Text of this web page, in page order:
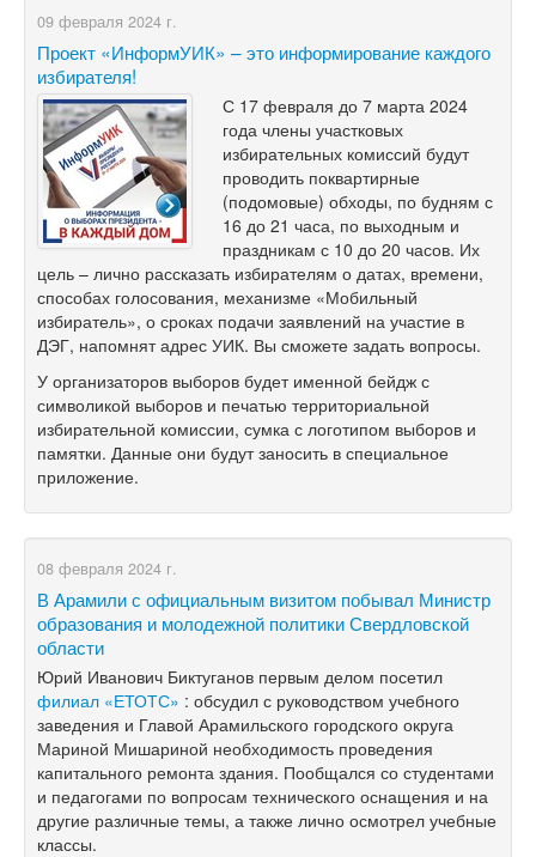
09 февраля 2024 г.
Проект «ИнформУИК» – это информирование каждого
избирателя!
С 17 февраля до 7 марта 2024
года члены участковых
избирательных комиссий будут
проводить поквартирные
(подомовые) обходы, по будням с
16 до 21 часа, по выходным и
праздникам с 10 до 20 часов. Их
цель – лично рассказать избирателям о датах, времени,
способах голосования, механизме «Мобильный
избиратель», о сроках подачи заявлений на участие в
ДЭГ, напомнят адрес УИК. Вы сможете задать вопросы.
У организаторов выборов будет именной бейдж с
символикой выборов и печатью территориальной
избирательной комиссии, сумка с логотипом выборов и
памятки. Данные они будут заносить в специальное
приложение.
08 февраля 2024 г.
В Арамили с официальным визитом побывал Министр
образования и молодежной политики Свердловской
области
Юрий Иванович Биктуганов первым делом посетил
филиал «ЕТОТС» : обсудил с руководством учебного
заведения и Главой Арамильского городского округа
Мариной Мишариной необходимость проведения
капитального ремонта здания. Пообщался со студентами
и педагогами по вопросам технического оснащения и на
другие различные темы, а также лично осмотрел учебные
классы.